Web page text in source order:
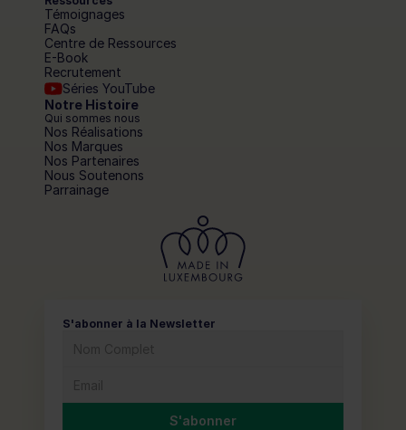
Témoignages
FAQs
Centre de Ressources
E-Book
Recrutement
Séries YouTube
Notre Histoire
Qui sommes nous
Nos Réalisations
Nos Marques
Nos Partenaires
Nous Soutenons
Parrainage
S'abonner à la Newsletter
S'abonner